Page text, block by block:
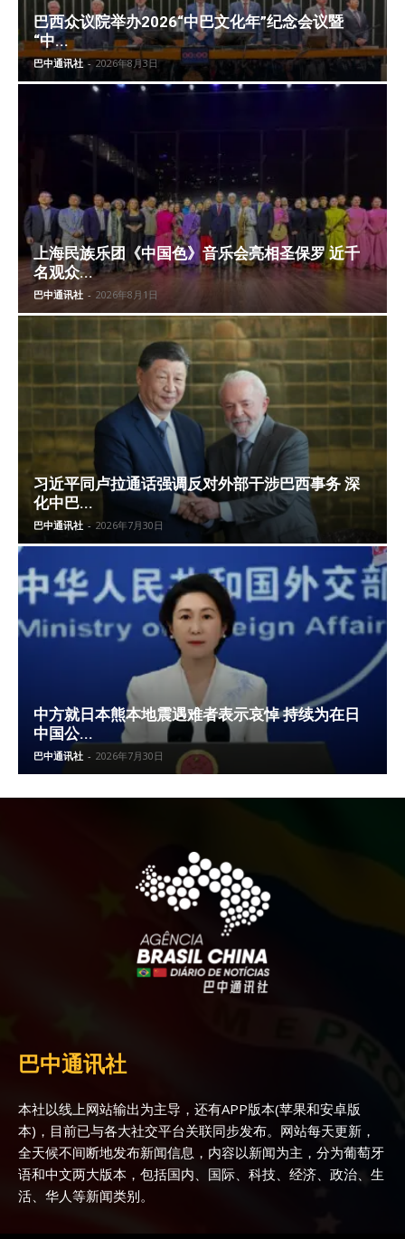
巴西众议院举办2026“中巴文化年”纪念会议暨
“中...
巴中通讯社 - 2026年8月3日
上海民族乐团《中国色》音乐会亮相圣保罗 近千
名观众...
巴中通讯社 - 2026年8月1日
习近平同卢拉通话强调反对外部干涉巴西事务 深
化中巴...
巴中通讯社 - 2026年7月30日
中方就日本熊本地震遇难者表示哀悼 持续为在日
中国公...
巴中通讯社 - 2026年7月30日
巴中通讯社
本社以线上网站输出为主导，还有APP版本(苹果和安卓版
本)，目前已与各大社交平台关联同步发布。网站每天更新，
全天候不间断地发布新闻信息，内容以新闻为主，分为葡萄牙
语和中文两大版本，包括国内、国际、科技、经济、政治、生
活、华人等新闻类别。